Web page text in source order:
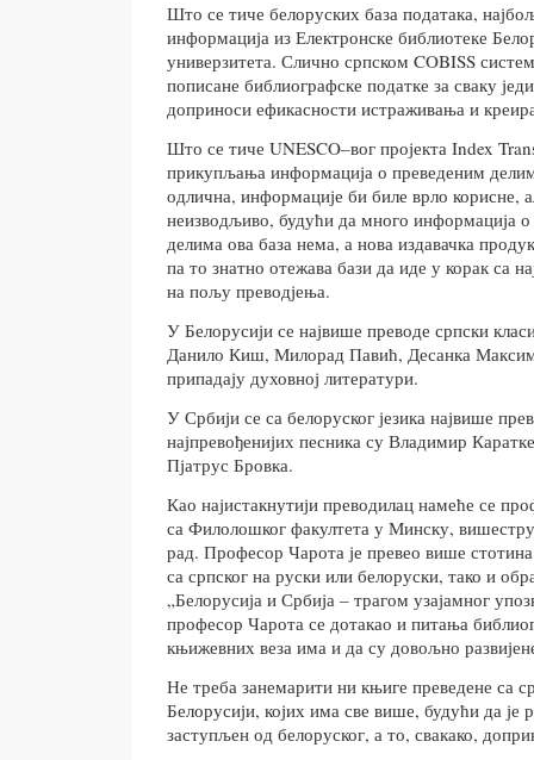
Што се тиче белоруских база података,
информација из Електронске библиотеке
универзитета. Слично српском COBISS
пописане библиографске податке за сваку
доприноси ефикасности истраживања и
Што се тиче UNESCO–вог пројекта Index
прикупљања информација о преведеним
одлична, информације би биле врло корисне,
неизводљиво, будући да много информација
делима ова база нема, а нова издавачка
па то знатно отежава бази да иде у корак са
на пољу преводјења.
У Белорусији се највише преводе српски
Данило Киш, Милорад Павић, Десанка
припадају духовној литератури.
У Србији се са белоруског језика највише
најпревођенијих песника су Владимир
Пјатрус Бровка.
Као најистакнутији преводилац намеће се
са Филолошког факултета у Минску,
рад. Професор Чарота је превео више
са српског на руски или белоруски, тако и
„Белорусија и Србија – трагом узајамног
професор Чарота се дотакао и питања
књижевних веза има и да су довољно
Не треба занемарити ни књиге преведене са
Белорусији, којих има све више, будући да је
заступљен од белоруског, а то, свакако,